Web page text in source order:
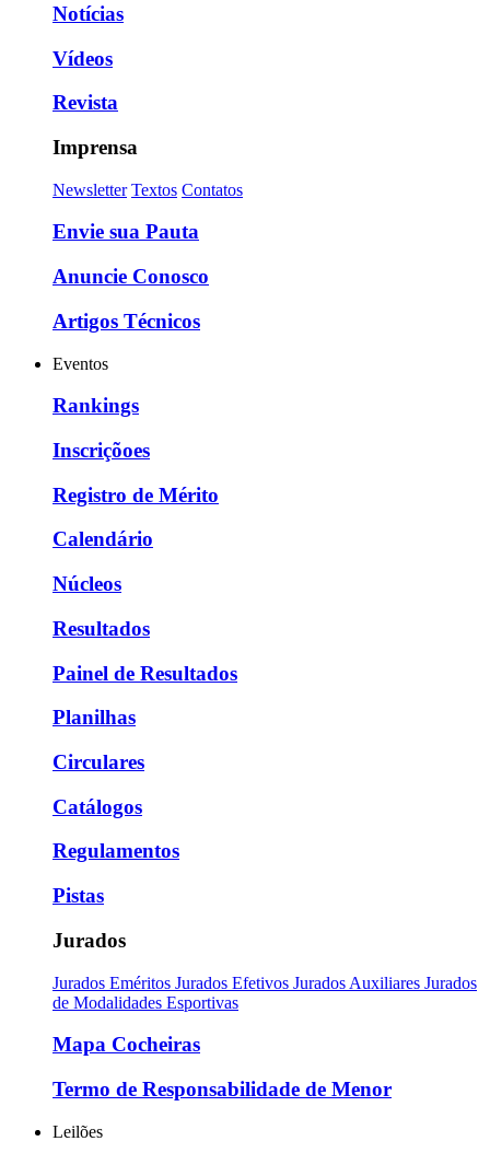
Notícias
Vídeos
Revista
Imprensa
Newsletter Textos Contatos
Envie sua Pauta
Anuncie Conosco
Artigos Técnicos
Eventos
Rankings
Inscriçõoes
Registro de Mérito
Calendário
Núcleos
Resultados
Painel de Resultados
Planilhas
Circulares
Catálogos
Regulamentos
Pistas
Jurados
Jurados Eméritos Jurados Efetivos Jurados Auxiliares Jurados
de Modalidades Esportivas
Mapa Cocheiras
Termo de Responsabilidade de Menor
Leilões